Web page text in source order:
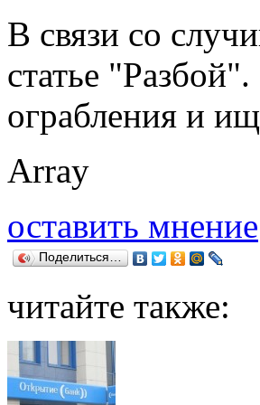
В связи со
статье
ограбления и
Array
оставить мнение
Поделиться…
читайте также: